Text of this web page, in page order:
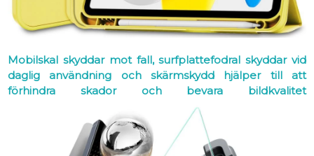
Mobilskal skyddar mot fall, surfplattefodral skyddar vid
daglig användning och skärmskydd hjälper till att
förhindra skador och bevara bildkvalitet